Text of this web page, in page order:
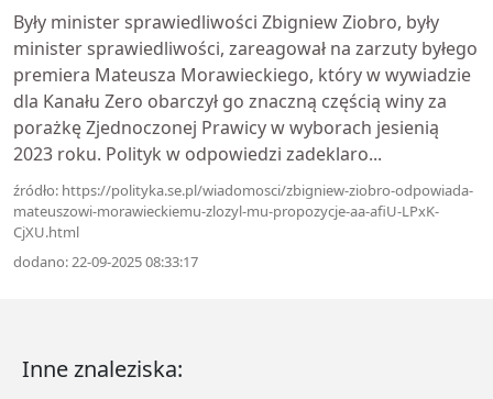
Były minister sprawiedliwości Zbigniew Ziobro, były
minister sprawiedliwości, zareagował na zarzuty byłego
premiera Mateusza Morawieckiego, który w wywiadzie
dla Kanału Zero obarczył go znaczną częścią winy za
porażkę Zjednoczonej Prawicy w wyborach jesienią
2023 roku. Polityk w odpowiedzi zadeklaro...
źródło: https://polityka.se.pl/wiadomosci/zbigniew-ziobro-odpowiada-
mateuszowi-morawieckiemu-zlozyl-mu-propozycje-aa-afiU-LPxK-
CjXU.html
dodano: 22-09-2025 08:33:17
Inne znaleziska: